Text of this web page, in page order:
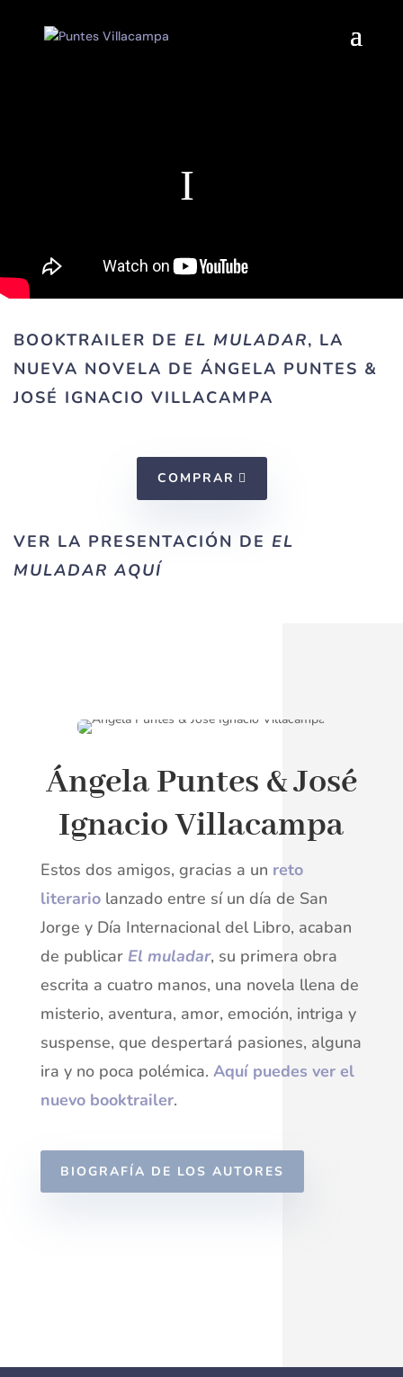
BOOKTRAILER DE EL MULADAR, LA
NUEVA NOVELA DE ÁNGELA PUNTES &
JOSÉ IGNACIO VILLACAMPA
COMPRAR
VER LA PRESENTACIÓN DE EL
MULADAR AQUÍ
Ángela Puntes & José
Ignacio Villacampa
Estos dos amigos, gracias a un reto
literariolanzado entre sí un día de San
Jorge y Día Internacional del Libro, acaban
de publicar El muladar, su primera obra
escrita a cuatro manos, una novela llena de
misterio, aventura, amor, emoción, intriga y
suspense, que despertará pasiones, alguna
ira y no poca polémica. Aquí puedes ver el
nuevo booktrailer.
BIOGRAFÍA DE LOS AUTORES